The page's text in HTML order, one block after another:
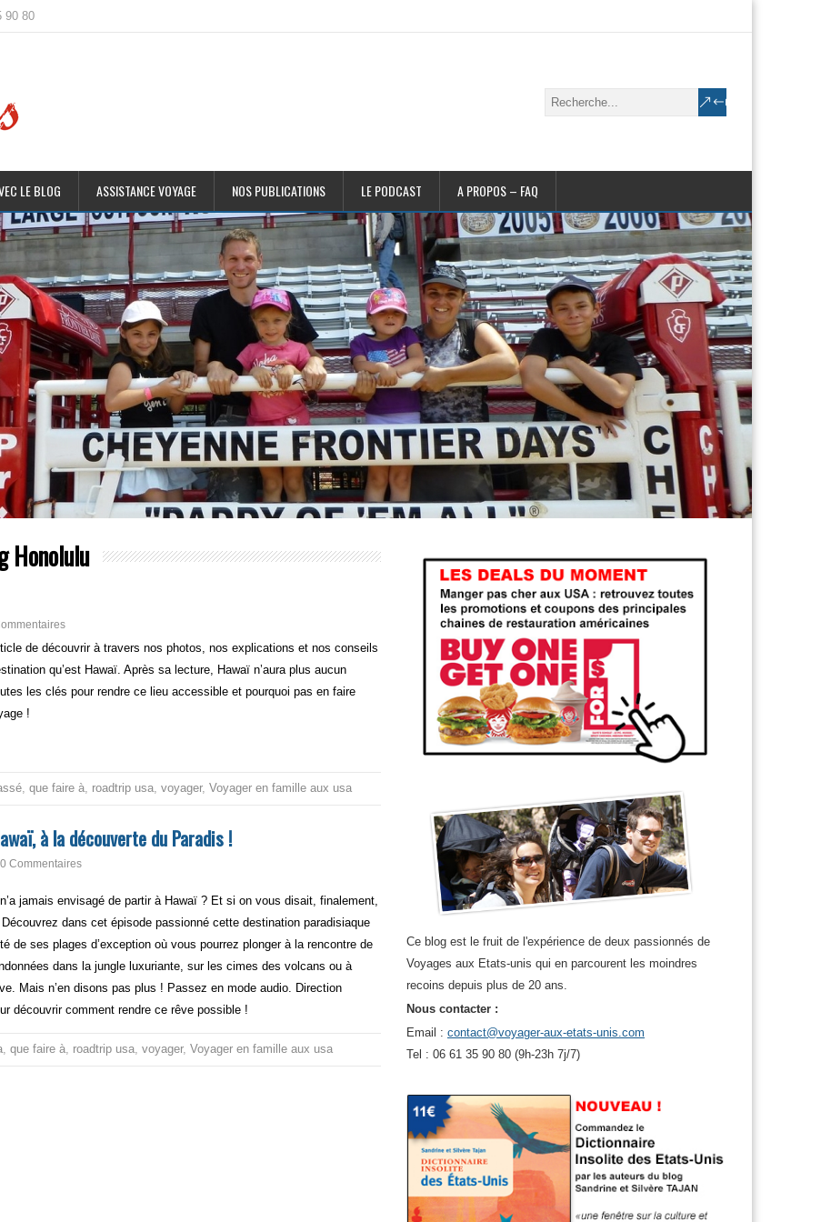
90 80
LE BLOG ASSISTANCE VOYAGE NOS PUBLICATIONS LE PODCAST A PROPOS – FAQ
Honolulu
de découvrir à travers nos photos, nos explications et nos conseils
qu’est Hawaï. Après sa lecture, Hawaï n’aura plus aucun
les clés pour rendre ce lieu accessible et pourquoi pas en faire
!
, que faire à, roadtrip usa, voyager, Voyager en famille aux usa
à la découverte du Paradis !
0 Commentaires
jamais envisagé de partir à Hawaï ? Et si on vous disait, finalement,
dans cet épisode passionné cette destination paradisiaque
de ses plages d’exception où vous pourrez plonger à la rencontre de
dans la jungle luxuriante, sur les cimes des volcans ou à
Mais n’en disons pas plus ! Passez en mode audio. Direction
découvrir comment rendre ce rêve possible !
, que faire à, roadtrip usa, voyager, Voyager en famille aux usa
Ce blog est le fruit de l'expérience de deux passionnés de
Voyages aux Etats-unis qui en parcourent les moindres
recoins depuis plus de 20 ans.
Nous contacter :
Email : contact@voyager-aux-etats-unis.com
Tel : 06 61 35 90 80 (9h-23h 7j/7)